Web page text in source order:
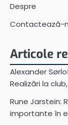
Despre
Contactează-
Articole
Alexander
Realizări la
Rune Jarstein:
importante în